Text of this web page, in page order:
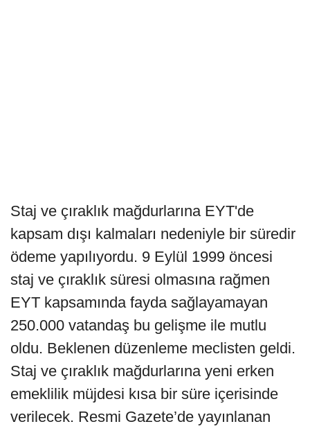
Staj ve çıraklık mağdurlarına EYT'de
kapsam dışı kalmaları nedeniyle bir süredir
ödeme yapılıyordu. 9 Eylül 1999 öncesi
staj ve çıraklık süresi olmasına rağmen
EYT kapsamında fayda sağlayamayan
250.000 vatandaş bu gelişme ile mutlu
oldu. Beklenen düzenleme meclisten geldi.
Staj ve çıraklık mağdurlarına yeni erken
emeklilik müjdesi kısa bir süre içerisinde
verilecek. Resmi Gazete’de yayınlanan